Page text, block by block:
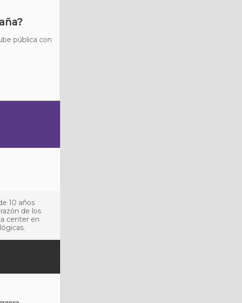
pública con
10 años
de los
center en